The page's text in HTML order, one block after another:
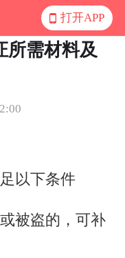
打开APP
所需材料及
以下条件
被盗的，可补